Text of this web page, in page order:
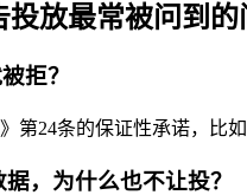
放最常被问到的
拒？
第24条的保证性承诺，比
，为什么也不让投？